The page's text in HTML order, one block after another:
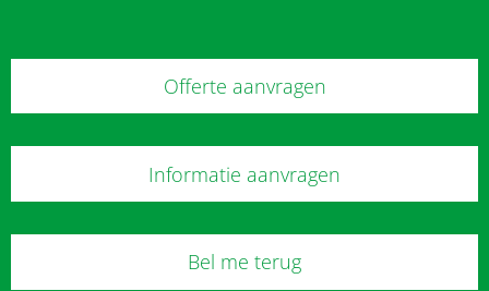
Offerte aanvragen
Informatie aanvragen
Bel me terug